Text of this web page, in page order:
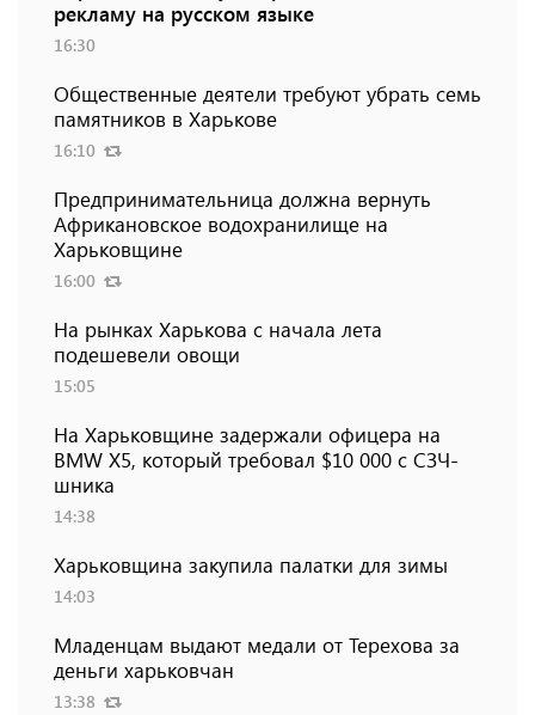
рекламу на русском языке
16:30
Общественные деятели требуют убрать семь
памятников в Харькове
16:10
Предпринимательница должна вернуть
Африкановское водохранилище на
Харьковщине
16:00
На рынках Харькова с начала лета
подешевели овощи
15:05
На Харьковщине задержали офицера на
BMW Х5, который требовал $10 000 с СЗЧ-
шника
14:38
Харьковщина закупила палатки для зимы
14:03
Младенцам выдают медали от Терехова за
деньги харьковчан
13:38